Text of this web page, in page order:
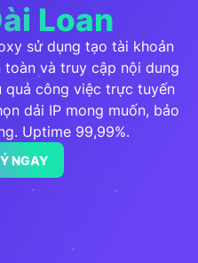
Loan
sử dụng tạo tài khoản
toàn và truy cập nội dung
quả công việc trực tuyến
dải IP mong muốn, bảo
Uptime 99,99%.
NGAY